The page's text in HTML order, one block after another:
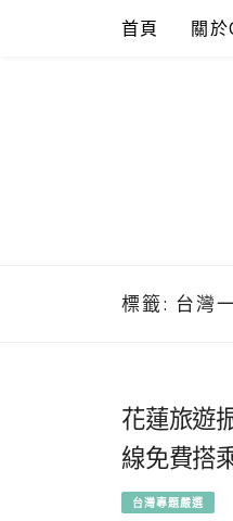
首頁 關於
標籤: 台灣
花蓮旅遊
線免費搭
台灣專題嚴選